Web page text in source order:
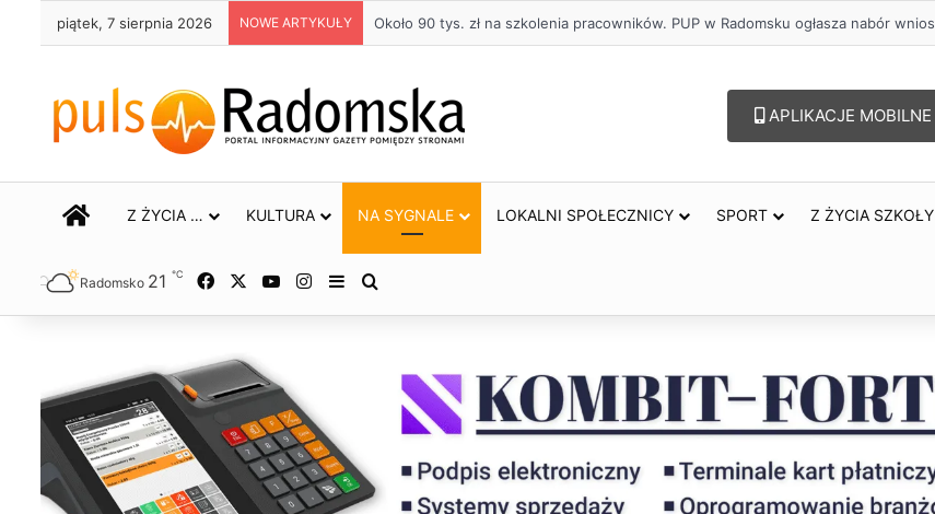
piątek, 7 sierpnia 2026 NOWE ARTYKUŁY Życie bez alkoholu – lepszy wybór. Radomsko włącza się w Miesiąc Trzeźwości
APLIKACJE MOBILNE
STRONA GŁÓWNA
Z ŻYCIA … KULTURA NA SYGNALE LOKALNI SPOŁECZNICY SPORT Z ŻYCIA SZKOŁY
Radomsko 21 ℃ Facebook YouTubeInstagram
Sidebar